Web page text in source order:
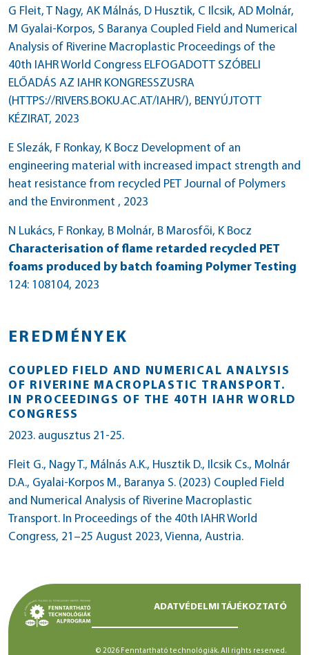
G Fleit, T Nagy, AK Málnás, D Husztik, C Ilcsik, AD Molnár,
M Gyalai-Korpos, S Baranya Coupled Field and Numerical
Analysis of Riverine Macroplastic Proceedings of the
40th IAHR World Congress ELFOGADOTT SZÓBELI
ELŐADÁS AZ IAHR KONGRESSZUSRA
(HTTPS://RIVERS.BOKU.AC.AT/IAHR/), BENYÚJTOTT
KÉZIRAT, 2023
E Slezák, F Ronkay, K Bocz Development of an
engineering material with increased impact strength and
heat resistance from recycled PET Journal of Polymers
and the Environment , 2023
N Lukács, F Ronkay, B Molnár, B Marosfői, K Bocz
Characterisation of flame retarded recycled PET
foams produced by batch foaming Polymer Testing
124: 108104, 2023
EREDMÉNYEK
COUPLED FIELD AND NUMERICAL ANALYSIS
OF RIVERINE MACROPLASTIC TRANSPORT.
IN PROCEEDINGS OF THE 40TH IAHR WORLD
CONGRESS
2023. augusztus 21-25.
Fleit G., Nagy T., Málnás A.K., Husztik D., Ilcsik Cs., Molnár
D.A., Gyalai-Korpos M., Baranya S. (2023) Coupled Field
and Numerical Analysis of Riverine Macroplastic
Transport. In Proceedings of the 40th IAHR World
Congress, 21–25 August 2023, Vienna, Austria.
ADATVÉDELMI TÁJÉKOZTATÓ
© 2026 Fenntartható technológiák. All rights reserved.